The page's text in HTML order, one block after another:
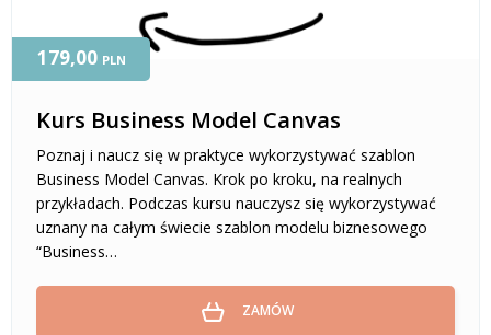
Kurs Business Model Canvas
Poznaj i naucz się w praktyce wykorzystywać szablon
Business Model Canvas. Krok po kroku, na realnych
przykładach. Podczas kursu nauczysz się wykorzystywać
uznany na całym świecie szablon modelu biznesowego
“Business…
179,00 PLN
ZAMÓW